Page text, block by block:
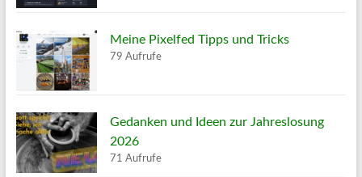
Meine Pixelfed Tipps und Tricks
79 Aufrufe
Gedanken und Ideen zur Jahreslosung
2026
71 Aufrufe